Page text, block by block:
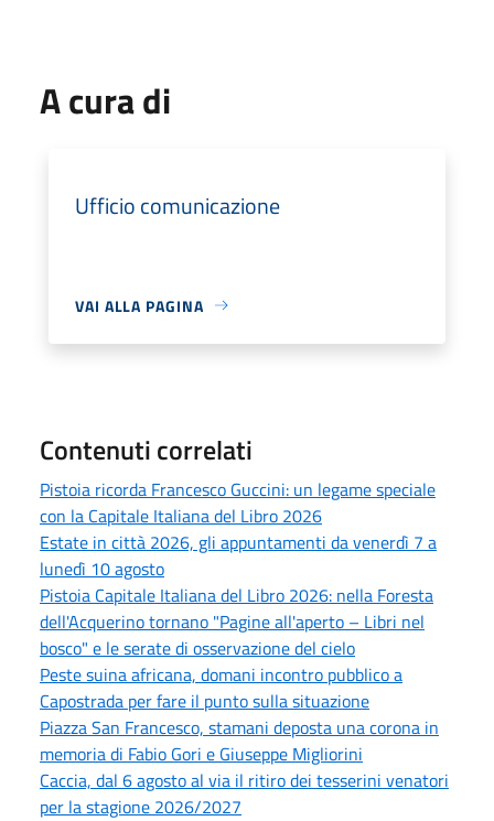
A cura di
Ufficio comunicazione
VAI ALLA PAGINA
Contenuti correlati
Pistoia ricorda Francesco Guccini: un legame speciale
con la Capitale Italiana del Libro 2026
Estate in città 2026, gli appuntamenti da venerdì 7 a
lunedì 10 agosto
Pistoia Capitale Italiana del Libro 2026: nella Foresta
dell'Acquerino tornano "Pagine all'aperto – Libri nel
bosco" e le serate di osservazione del cielo
Peste suina africana, domani incontro pubblico a
Capostrada per fare il punto sulla situazione
Piazza San Francesco, stamani deposta una corona in
memoria di Fabio Gori e Giuseppe Migliorini
Caccia, dal 6 agosto al via il ritiro dei tesserini venatori
per la stagione 2026/2027